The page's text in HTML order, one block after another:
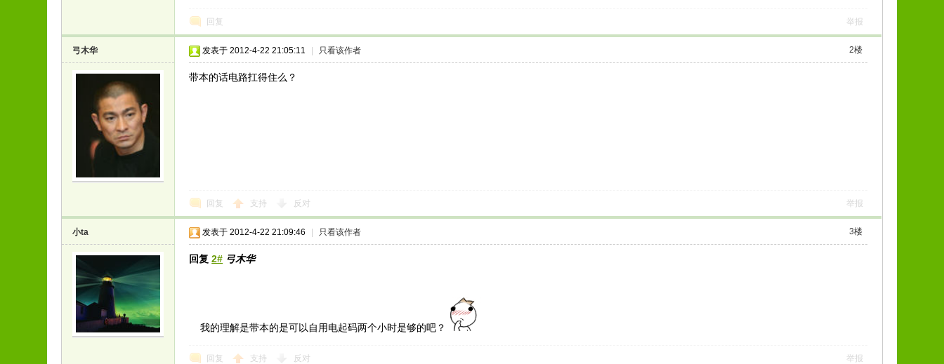
回复 举报
弓木华 2楼
发表于 2012-4-22 21:05:11 只看该作者
带本的话电路扛得住么？
回复 支持 反对 举报
小ta 3楼
发表于 2012-4-22 21:09:46 只看该作者
回复2# 弓木华
我的理解是带本的是可以自用电起码两个小时是够的吧？
回复 支持 反对 举报